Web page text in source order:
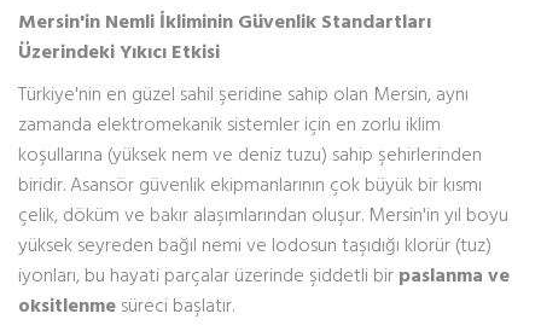
Mersin'in Nemli İkliminin Güvenlik Standartları
Üzerindeki Yıkıcı Etkisi
Türkiye'nin en güzel sahil şeridine sahip olan Mersin, aynı
zamanda elektromekanik sistemler için en zorlu iklim
koşullarına (yüksek nem ve deniz tuzu) sahip şehirlerinden
biridir. Asansör güvenlik ekipmanlarının çok büyük bir kısmı
çelik, döküm ve bakır alaşımlarından oluşur. Mersin'in yıl boyu
yüksek seyreden bağıl nemi ve lodosun taşıdığı klorür (tuz)
iyonları, bu hayati parçalar üzerinde şiddetli bir paslanma ve
oksitlenme süreci başlatır.